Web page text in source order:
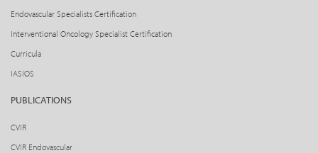
Endovascular Specialists Certification
Interventional Oncology Specialist Certification
Curricula
IASIOS
PUBLICATIONS
CVIR
CVIR Endovascular